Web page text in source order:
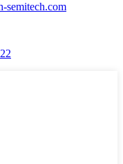
semitech.com